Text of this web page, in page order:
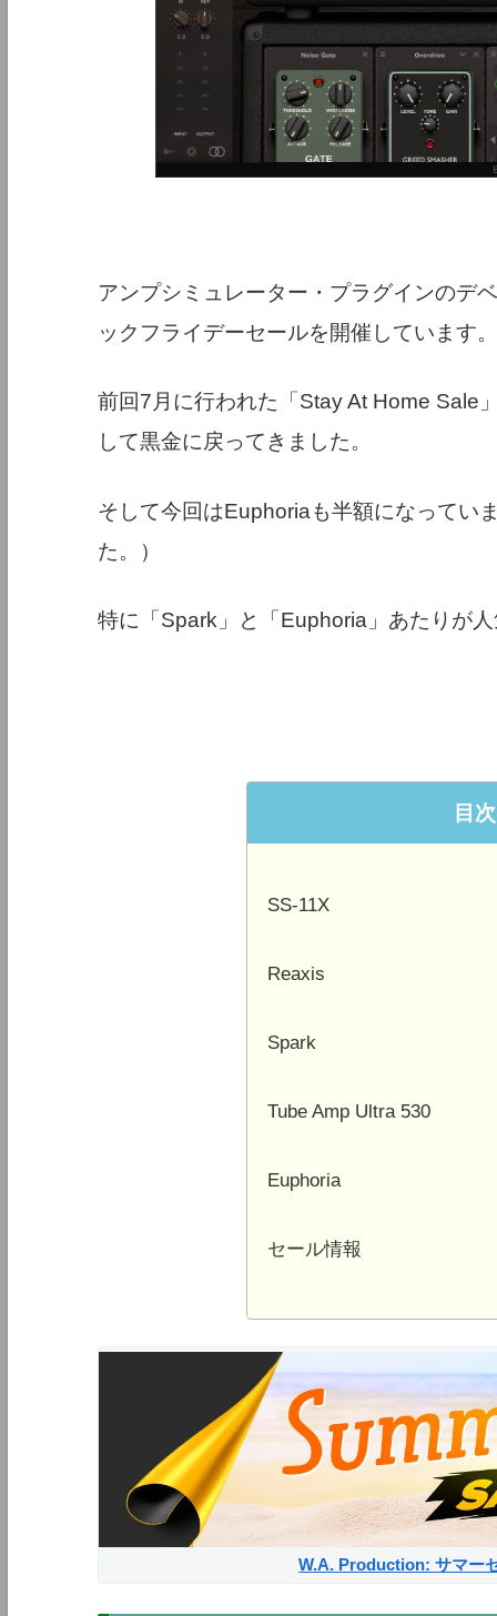
アンプシミュレーター・プラグインのデ
ックフライデーセールを開催しています。
前回7月に行われた「Stay At Home Sale
して黒金に戻ってきました。
そして今回はEuphoriaも半額になってい
た。）
特に「Spark」と「Euphoria」あたりが人
目次
SS-11X
Reaxis
Spark
Tube Amp Ultra 530
Euphoria
セール情報
W.A. Production: サマー